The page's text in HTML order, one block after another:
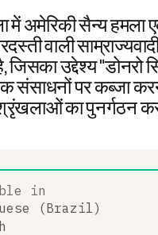
में अमेरिकी सैन्य
वाली
जिसका उद्देश्य "डोनरो
संसाधनों पर कब्जा
का पुनर्गठन
in
(Brazil)